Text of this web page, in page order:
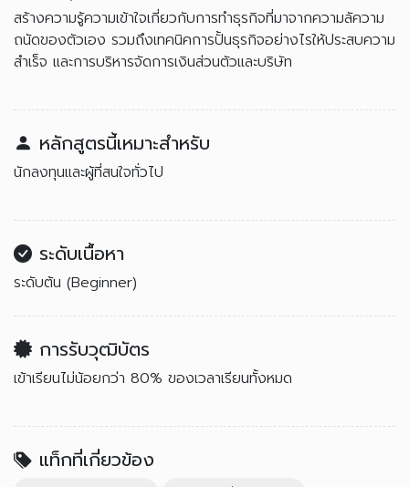
สร้างความรู้ความเข้าใจเกี่ยวกับการทำธุรกิจที่มาจากความลัความ
ถนัดของตัวเอง รวมถึงเทคนิคการปั้นธุรกิจอย่างไรให้ประสบความ
สำเร็จ และการบริหารจัดการเงินส่วนตัวและบริษัท
หลักสูตรนี้เหมาะสำหรับ
นักลงทุนและผู้ที่สนใจทั่วไป
ระดับเนื้อหา
ระดับต้น (Beginner)
การรับวุฒิบัตร
เข้าเรียนไม่น้อยกว่า 80% ของเวลาเรียนทั้งหมด
แท็กที่เกี่ยวข้อง